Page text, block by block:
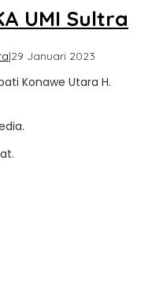
UMI Sultra
|29 Januari 2023
Update
Konawe Utara H.